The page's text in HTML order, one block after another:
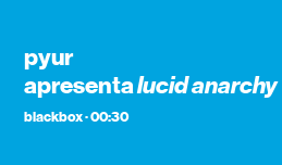
pyur
apresentalucid anarchy
blackbox · 00:30